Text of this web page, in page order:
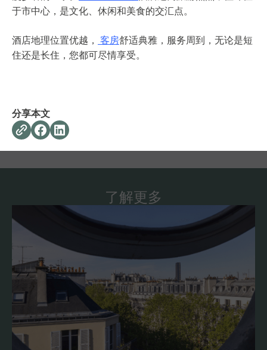
于市中心，是文化、休闲和美食的交汇点。
酒店地理位置优越， 客房舒适典雅，服务周到，无论是短
住还是长住，您都可尽情享受。
分享本文
了解更多